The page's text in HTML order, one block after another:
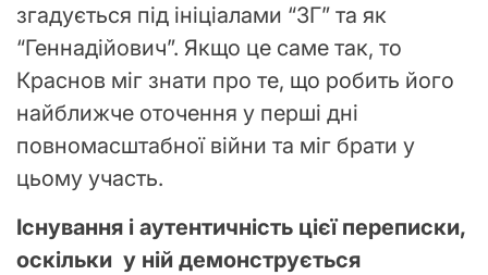
згадується під ініціалами “ЗГ” та як
“Геннадійович”. Якщо це саме так, то
Краснов міг знати про те, що робить його
найближче оточення у перші дні
повномасштабної війни та міг брати у
цьому участь.
Існування і аутентичність цієї переписки,
оскільки у ній демонструється